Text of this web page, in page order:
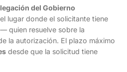
del Gobierno
lugar donde el solicitante tiene
quien resuelve sobre la
la autorización. El plazo máximo
desde que la solicitud tiene